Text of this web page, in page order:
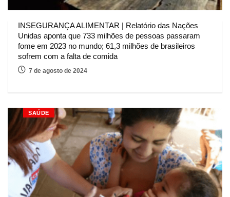
INSEGURANÇA ALIMENTAR | Relatório das Nações
Unidas aponta que 733 milhões de pessoas passaram
fome em 2023 no mundo; 61,3 milhões de brasileiros
sofrem com a falta de comida
7 de agosto de 2024
SAÚDE